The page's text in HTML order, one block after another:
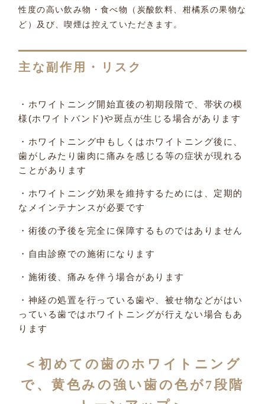
性度の高い飲み物・食べ物（炭酸飲料、柑橘系の果物な
ど）及び、喫煙は控えていただきます。
主な副作用・リスク
・ホワイトニング開始直後の初期段階で、帯状の模
様(ホワイトバンド)や斑点が生じる場合があります
・ホワイトニング中もしくはホワイトニング後に、
歯がしみたり歯肉に痛みを感じる等の症状が現れる
ことがあります
・ホワイトニング効果を維持するためには、定期的
なメインテナンスが必要です
・術後の予後を完全に保障するものではありません
・自由診療での施術になります
・施術後、痛みを伴う場合があります
・神経の処置を行っている歯や、被せ物などがはい
っている歯ではホワイトニングが行えない場合もあ
ります
＜初めての歯のホワイトニング
で、黄色みの強い歯の色が7段階